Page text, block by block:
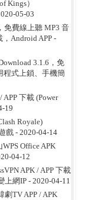
Kings）
05-03
免費線上聽 MP3 音
Android APP-
3.1.6，免
程式上鎖、手機簡
下載 (Power
19
Royale)
戲- 2020-04-14
Office APK
04-12
APK / APP 下載
上網IP- 2020-04-11
TV APP / APK